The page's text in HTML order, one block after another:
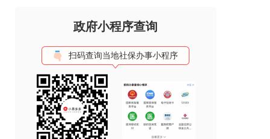
政府小程序查询
扫码查询当地社保办事小程序